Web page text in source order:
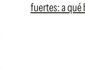
fuertes: a qué